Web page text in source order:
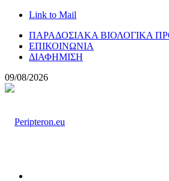
Link to Mail
ΠΑΡΑΔΟΣΙΑΚΑ ΒΙΟΛΟΓΙΚΑ
ΕΠΙΚΟΙΝΩΝΙΑ
ΔΙΑΦΗΜΙΣΗ
09/08/2026